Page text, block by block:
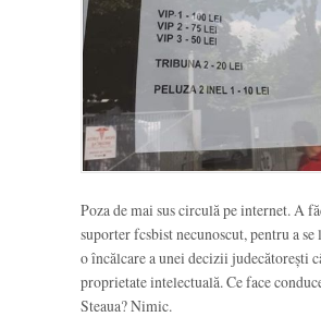
Poza de mai sus circulă pe internet. A
suporter fcsbist necunoscut, pentru a se
o încălcare a unei decizii judecătorești
proprietate intelectuală. Ce face
Steaua? Nimic.